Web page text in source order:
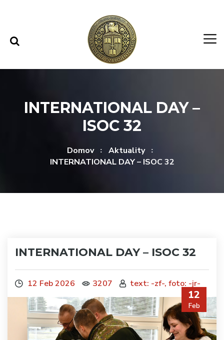
INTERNATIONAL DAY –
ISOC 32
Domov
Aktuality
INTERNATIONAL DAY – ISOC 32
INTERNATIONAL DAY – ISOC 32
12 Feb 2026 3207 text: -zf-, foto: -jr-
12
Feb